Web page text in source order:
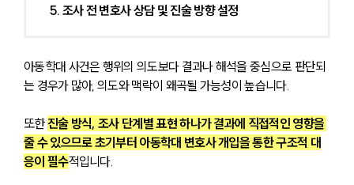
법률상담전문변호사
소식/자료
공지사항
법률 블로그
법률서식
뉴스레터/브로슈어
5. 조사 전 변호사 상담 및 진술 방향 설정
아동학대 사건은 행위의 의도보다 결과나 해석을 중심으로 판단되
는 경우가 많아, 의도와 맥락이 왜곡될 가능성이 높습니다.
또한 진술 방식, 조사 단계별 표현 하나가 결과에 직접적인 영향을
줄 수 있으므로 초기부터 아동학대 변호사 개입을 통한 구조적 대
응이 필수적입니다.